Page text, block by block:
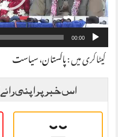
00:00
کیٹاگری میں :پاکستان،سیاست
اس خبر پر اپنی